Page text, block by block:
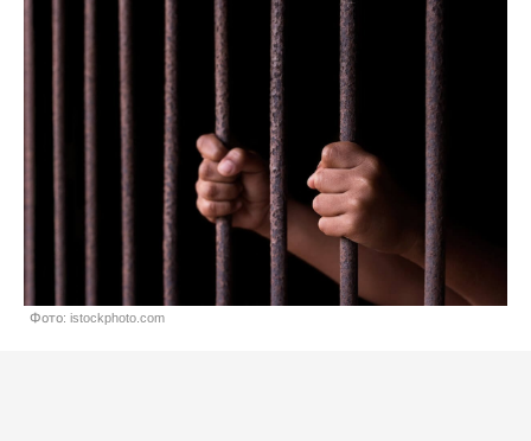
Фото: istockphoto.com